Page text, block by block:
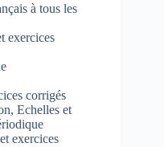
à tous les
exercices
corrigés
Echelles et
exercices